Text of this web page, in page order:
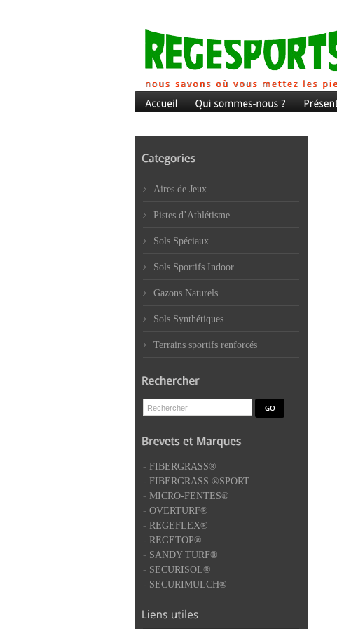
Aires de Jeux
Pistes d’Athlétisme
Sols Spéciaux
Sols Sportifs Indoor
Gazons Naturels
Sols Synthétiques
Terrains sportifs renforcés
- FIBERGRASS®
- FIBERGRASS ®SPORT
- MICRO-FENTES®
- OVERTURF®
- REGEFLEX®
- REGETOP®
- SANDY TURF®
- SECURISOL®
- SECURIMULCH®